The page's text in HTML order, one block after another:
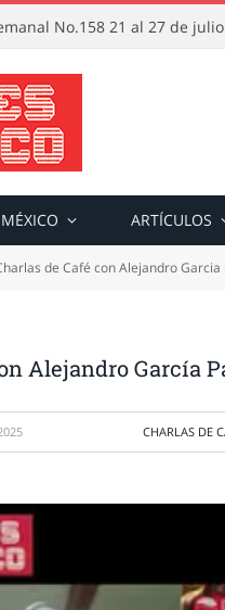
No.158 21 al 27 de
ARTÍCULOS
de Café con Alejandro Garcia
Alejandro García
CHARLAS DE